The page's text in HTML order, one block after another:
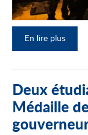
En lire plus
Deux
Médaille